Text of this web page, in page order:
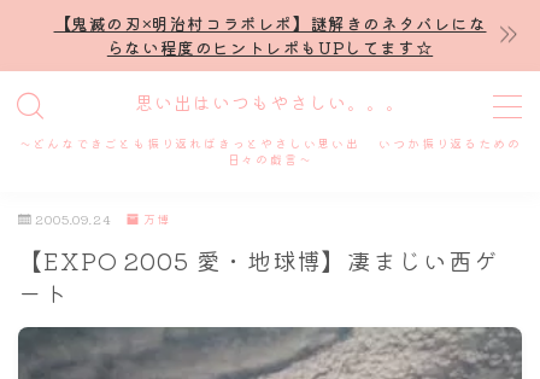
【鬼滅の刃×明治村コラボレポ】謎解きのネタバレにな
らない程度のヒントレポもUPしてます☆
思い出はいつもやさしい。。。
～どんなできごとも振り返ればきっとやさしい思い出 いつか振り返るための
日々の戯言～
MENU
プロフィール
謎解き
ホテル滞在記
2005.09.24 万博
【EXPO 2005 愛・地球博】凄まじい西ゲ
ート